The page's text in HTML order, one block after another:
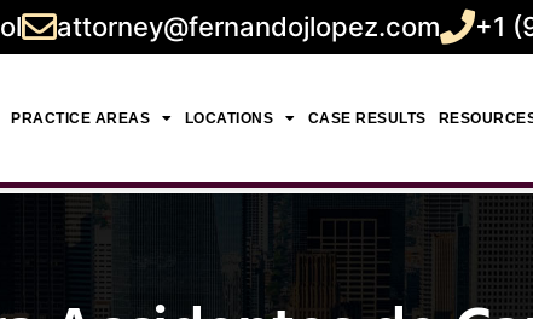
attorney@fernandojlopez.com +1
PRACTICE AREAS LOCATIONS CASE RESULTS